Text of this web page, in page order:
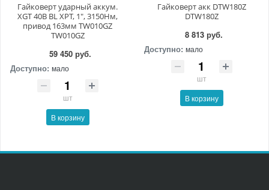
Гайковерт ударный аккум.
XGT 40В BL XPT, 1", 3150Нм,
привод 163мм TW010GZ
TW010GZ
59 450 руб.
Доступно: мало
шт
В корзину
Гайковерт акк DTW180Z
DTW180Z
8 813 руб.
Доступно: мало
шт
В корзину